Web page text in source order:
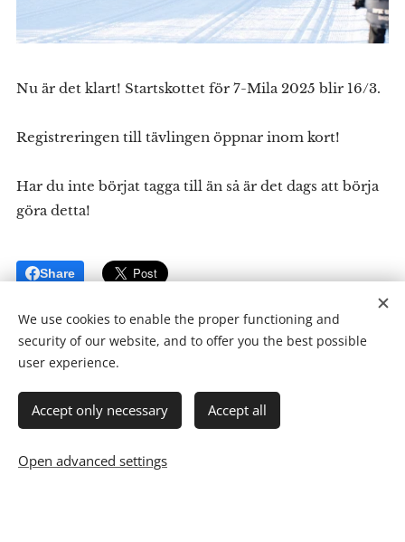
Nu är det klart! Startskottet för 7-Mila 2025 blir 16/3.
Registreringen till tävlingen öppnar inom kort!
Har du inte börjat tagga till än så är det dags att börja
göra detta!
Share
We use cookies to enable the proper functioning and
security of our website, and to offer you the best possible
user experience.
Accept only necessary Accept all
Open advanced settings